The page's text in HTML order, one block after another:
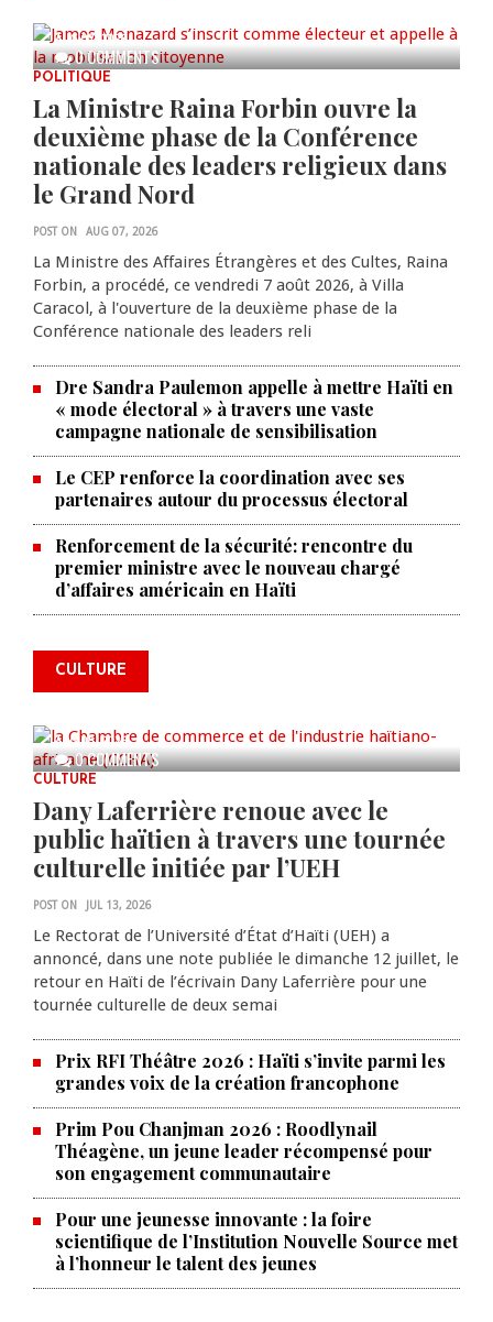
0 COMMENTS
AUG 07, 2026
POLITIQUE
La Ministre Raina Forbin ouvre la
deuxième phase de la Conférence
nationale des leaders religieux dans
le Grand Nord
POST ON AUG 07, 2026
La Ministre des Affaires Étrangères et des Cultes, Raina
Forbin, a procédé, ce vendredi 7 août 2026, à Villa
Caracol, à l'ouverture de la deuxième phase de la
Conférence nationale des leaders reli
Dre Sandra Paulemon appelle à mettre Haïti en
« mode électoral » à travers une vaste
campagne nationale de sensibilisation
Le CEP renforce la coordination avec ses
partenaires autour du processus électoral
Renforcement de la sécurité: rencontre du
premier ministre avec le nouveau chargé
d’affaires américain en Haïti
CULTURE
0 COMMENTS
La Chambre de commerce et de
l'industrie haïtiano-africaine
commémorer le 235e
anniversaire de la cérémonie du
AUG 05, 2026
CULTURE
Dany Laferrière renoue avec le
public haïtien à travers une tournée
culturelle initiée par l’UEH
POST ON JUL 13, 2026
Le Rectorat de l’Université d’État d’Haïti (UEH) a
annoncé, dans une note publiée le dimanche 12 juillet, le
retour en Haïti de l’écrivain Dany Laferrière pour une
tournée culturelle de deux semai
Prix RFI Théâtre 2026 : Haïti s’invite parmi les
grandes voix de la création francophone
Prim Pou Chanjman 2026 : Roodlynail
Théagène, un jeune leader récompensé pour
son engagement communautaire
Pour une jeunesse innovante : la foire
scientifique de l’Institution Nouvelle Source met
à l’honneur le talent des jeunes
Produire le savoir pour